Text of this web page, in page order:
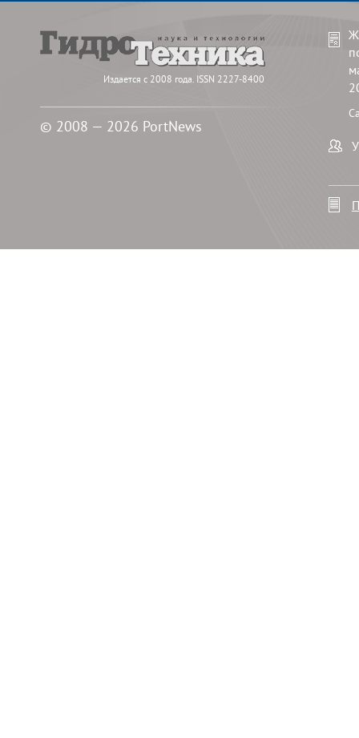
Издается с 2008 года. ISSN 2227-8400
© 2008 — 2026 PortNews